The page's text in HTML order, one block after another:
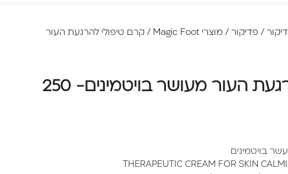
/ פדיקור / מוצרי Magic Foot
/ קרם טיפולי להרגעת העור
קרם טיפולי להרגעת העור מעושר בויטמינים- 250
בויטמינים
THERAPEUTIC CREAM FOR SKIN